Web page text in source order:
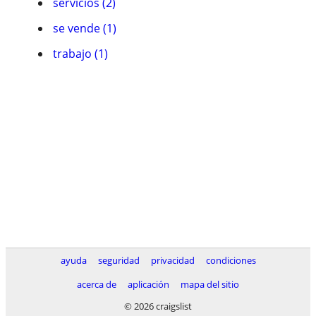
se vende (1)
trabajo (1)
ayuda seguridad privacidad
condiciones
acerca de
aplicación
mapa del sitio
© 2026 craigslist